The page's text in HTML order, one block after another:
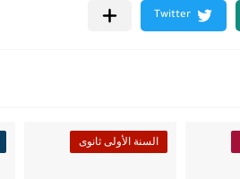
السنة الأولى ثانوى